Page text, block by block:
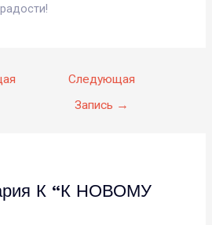
Следующая
Запись →
К “К НОВОМУ